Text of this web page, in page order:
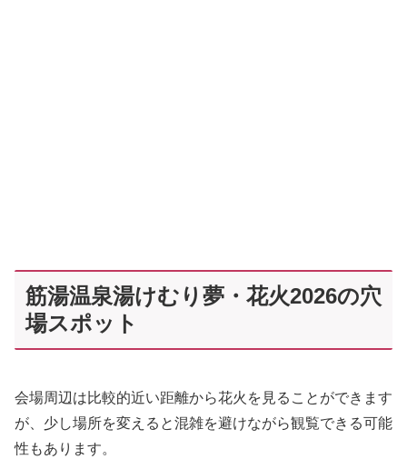
筋湯温泉湯けむり夢・花火2026の穴
場スポット
会場周辺は比較的近い距離から花火を見ることができます
が、少し場所を変えると混雑を避けながら観覧できる可能
性もあります。